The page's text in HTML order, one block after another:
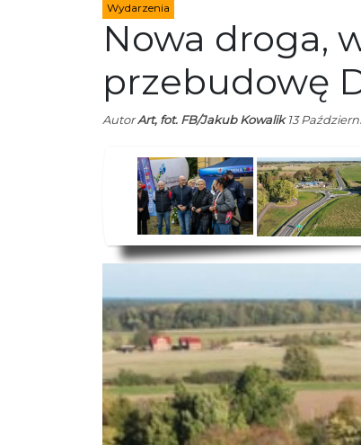
Wydarzenia
Nowa droga,
przebudowę
AutorArt, fot. FB/Jakub Kowalik13